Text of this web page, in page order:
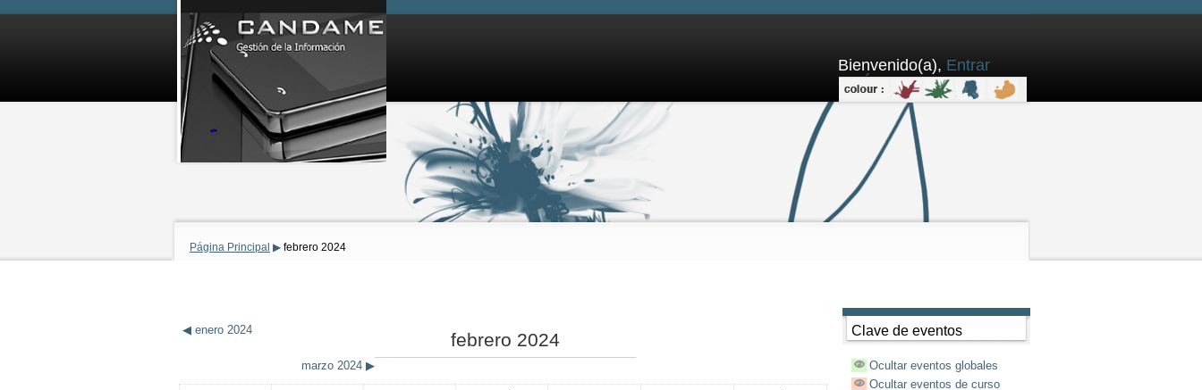
Bienvenido(a), Entrar
aquí
Página Principal ▶ febrero 2024
◀ enero 2024 febrero 2024
marzo 2024 ▶
Clave de eventos
Ocultar eventos globales
Ocultar eventos de curso